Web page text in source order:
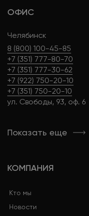
ОФИС
Челябинск
8 (800) 100-45-85
+7 (351) 777-80-70
+7 (351) 777-30-62
+7 (922) 750-20-10
+7 (351) 750-20-10
ул. Свободы, 93, оф. 6
Показать еще
КОМПАНИЯ
Кто мы
Новости